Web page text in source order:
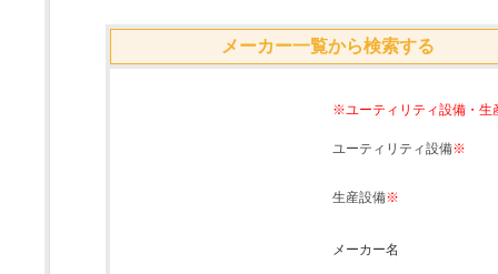
メーカー一覧から検索する
※ユーティリティ設備・生
ユーティリティ設備※
生産設備※
メーカー名